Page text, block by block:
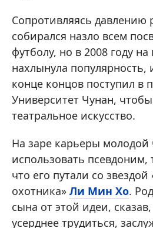
Сопротивляясь давлению
собирался назло всем
футболу, но в 2008 году
нахлынула популярность,
конце концов поступил в
Университет Чунан,
театральное искусство.
На заре карьеры
использовать псевдоним,
что его путали со звездой
охотника» Ли Мин Хо.
сына от этой идеи,
усерднее трудиться,